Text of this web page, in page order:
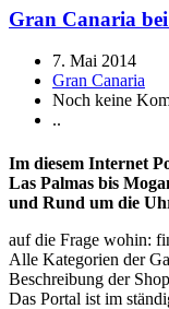
Gran Canaria
7. Mai 2014
Gran Canaria
Noch keine
..
Im diesem Internet
Las Palmas bis
und Rund um die
auf die Frage wohin:
Alle Kategorien der
Beschreibung der
Das Portal ist im